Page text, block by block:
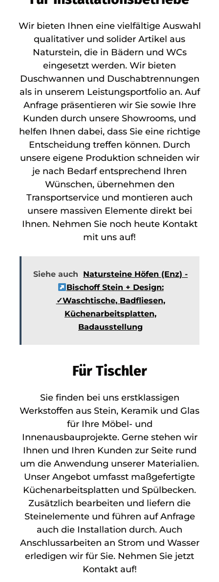
Wir bieten Ihnen eine vielfältige Auswahl
qualitativer und solider Artikel aus
Naturstein, die in Bädern und WCs
eingesetzt werden. Wir bieten
Duschwannen und Duschabtrennungen
als in unserem Leistungsportfolio an. Auf
Anfrage präsentieren wir Sie sowie Ihre
Kunden durch unsere Showrooms, und
helfen Ihnen dabei, dass Sie eine richtige
Entscheidung treffen können. Durch
unsere eigene Produktion schneiden wir
je nach Bedarf entsprechend Ihren
Wünschen, übernehmen den
Transportservice und montieren auch
unsere massiven Elemente direkt bei
Ihnen. Nehmen Sie noch heute Kontakt
mit uns auf!
Siehe auch
Natursteine Höfen (Enz) -
Bischoff Stein + Design:
✓Waschtische, Badfliesen,
Küchenarbeitsplatten,
Badausstellung
Für Tischler
Sie finden bei uns erstklassigen
Werkstoffen aus Stein, Keramik und Glas
für Ihre Möbel- und
Innenausbauprojekte. Gerne stehen wir
Ihnen und Ihren Kunden zur Seite rund
um die Anwendung unserer Materialien.
Unser Angebot umfasst maßgefertigte
Küchenarbeitsplatten und Spülbecken.
Zusätzlich bearbeiten und liefern die
Steinelemente und führen auf Anfrage
auch die Installation durch. Auch
Anschlussarbeiten an Strom und Wasser
erledigen wir für Sie. Nehmen Sie jetzt
Kontakt auf!